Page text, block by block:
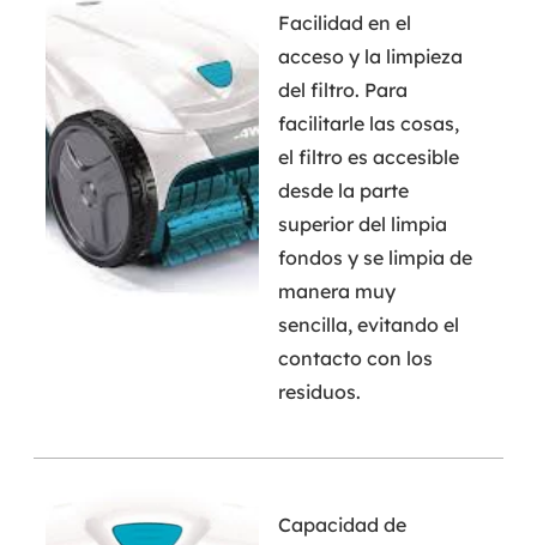
Facilidad en el
acceso y la limpieza
del filtro. Para
facilitarle las cosas,
el filtro es accesible
desde la parte
superior del limpia
fondos y se limpia de
manera muy
sencilla, evitando el
contacto con los
residuos.
Capacidad de